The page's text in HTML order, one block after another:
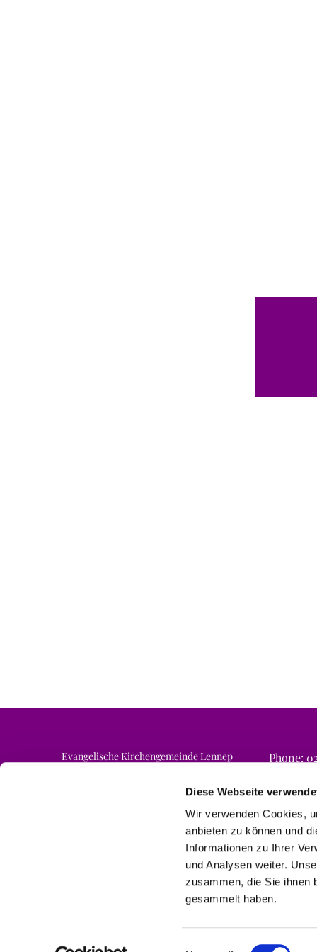
Diese Webseite
Wir verwenden Cookies,
anbieten zu können und
Informationen zu Ihrer
und Analysen weiter.
zusammen, die Sie ihnen
gesammelt haben.
Einwilligungsauswahl
Evangelische Kirchengemeinde Lennep
Phone: